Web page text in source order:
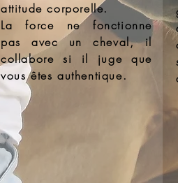
attitude corporelle.
La force ne fonctionne
pas avec un cheval, il
collabore si il juge que
vous êtes authentique.